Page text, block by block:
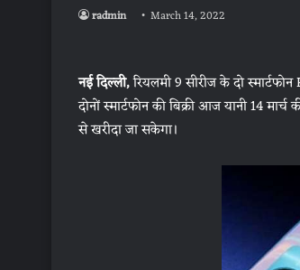
radmin March 14, 2022
नई दिल्ली,रियलमी 9 सीरीज के दो
दोनों स्मार्टफोन की बिक्री आज यानी 14
से खरीदा जा सकेगा।